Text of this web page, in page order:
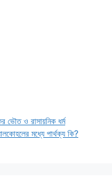
ভৌত ও রাসায়নিক ধর্ম
মধ্যে পার্থক্য কি?